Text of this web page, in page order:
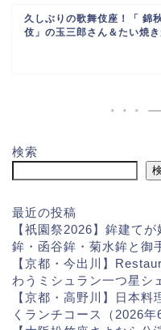
久しぶりの歌舞伎座！「 錦
伎」の玉三郎さん＆たい焼
検索
最近の投稿
【祇園祭2026】鉾建て
鉾・函谷鉾・菊水鉾と御
【京都・今出川】
わうミシュラン一つ星シ
【京都・高野川】日本
くランチコース（2026年